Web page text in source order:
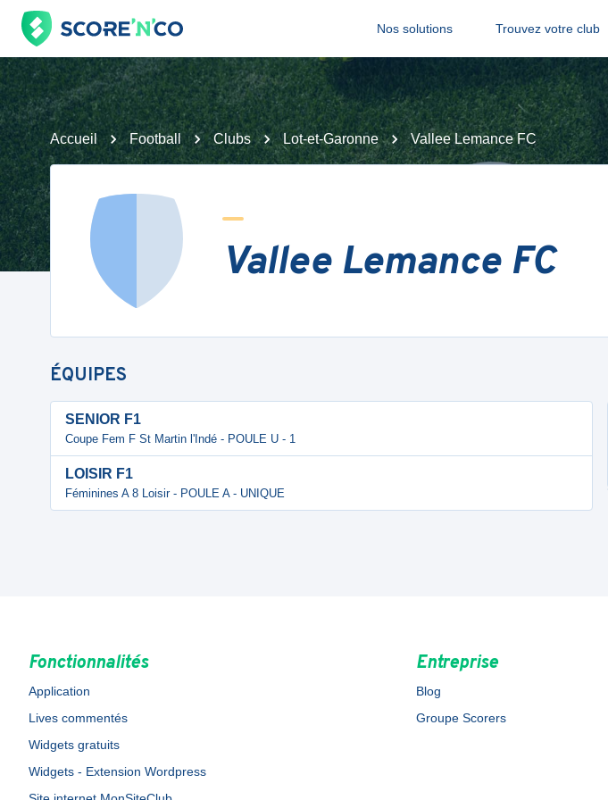
Nos solutions Trouvez votre club
Accueil Football Clubs Lot-et-Garonne Vallee Lemance FC
Vallee Lemance FC
ÉQUIPES
SENIOR F1
Coupe Fem F St Martin l'Indé - POULE U - 1
LOISIR F1
Féminines A 8 Loisir - POULE A - UNIQUE
Fonctionnalités
Application
Lives commentés
Widgets gratuits
Widgets - Extension Wordpress
Entreprise
Blog
Groupe Scorers